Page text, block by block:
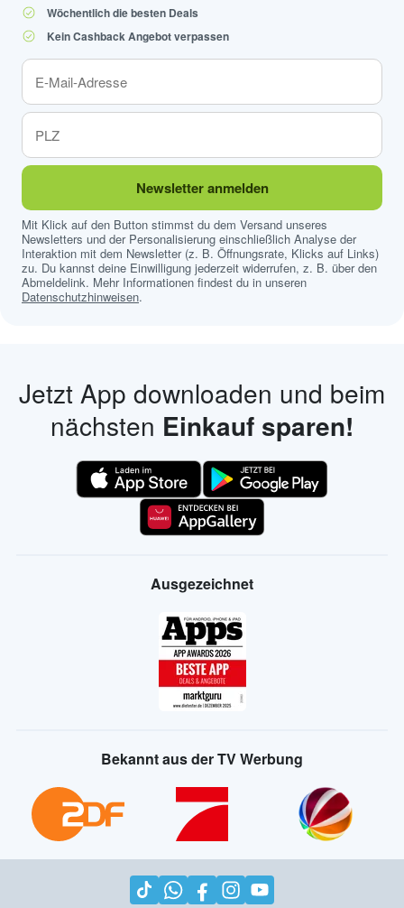
Wöchentlich die besten Deals
Kein Cashback Angebot verpassen
Newsletter anmelden
Mit Klick auf den Button stimmst du dem Versand unseres
Newsletters und der Personalisierung einschließlich Analyse der
Interaktion mit dem Newsletter (z. B. Öffnungsrate, Klicks auf Links)
zu. Du kannst deine Einwilligung jederzeit widerrufen, z. B. über den
Abmeldelink. Mehr Informationen findest du in unseren
Datenschutzhinweisen.
Jetzt App downloaden und beim
nächsten Einkauf sparen!
Ausgezeichnet
Bekannt aus der TV Werbung